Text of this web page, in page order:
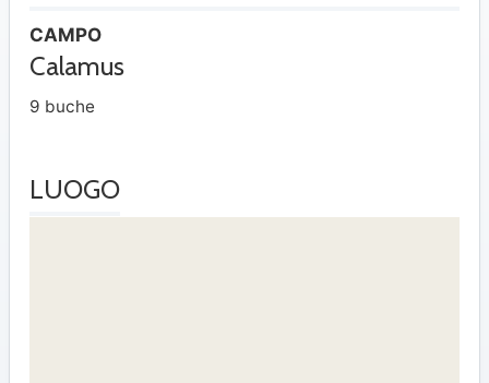
CAMPO
Calamus
9 buche
LUOGO